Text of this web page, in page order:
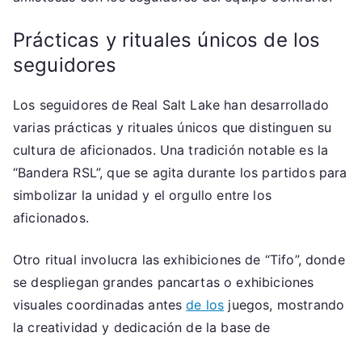
Prácticas y rituales únicos de los
seguidores
Los seguidores de Real Salt Lake han desarrollado
varias prácticas y rituales únicos que distinguen su
cultura de aficionados. Una tradición notable es la
“Bandera RSL”, que se agita durante los partidos para
simbolizar la unidad y el orgullo entre los
aficionados.
Otro ritual involucra las exhibiciones de “Tifo”, donde
se despliegan grandes pancartas o exhibiciones
visuales coordinadas antesde los juegos, mostrando
la creatividad y dedicación de la base de